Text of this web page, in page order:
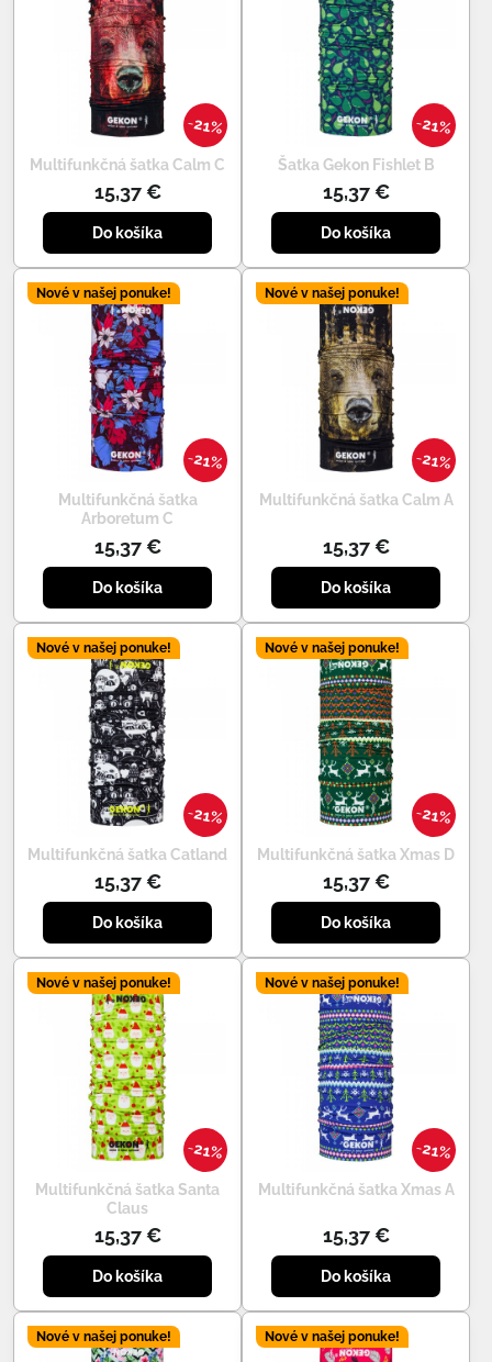
21%
Multifunkčná šatka Calm C
15,37 €
Do košíka
21%
Šatka Gekon Fishlet B
15,37 €
Do košíka
21%
Nové v našej ponuke!
Multifunkčná šatka
Arboretum C
15,37 €
Do košíka
21%
Nové v našej ponuke!
Multifunkčná šatka Calm A
15,37 €
Do košíka
21%
Nové v našej ponuke!
Multifunkčná šatka Catland
15,37 €
Do košíka
21%
Nové v našej ponuke!
Multifunkčná šatka Xmas D
15,37 €
Do košíka
21%
Nové v našej ponuke!
Multifunkčná šatka Santa
Claus
15,37 €
Do košíka
21%
Nové v našej ponuke!
Multifunkčná šatka Xmas A
15,37 €
Do košíka
Nové v našej ponuke! Nové v našej ponuke!